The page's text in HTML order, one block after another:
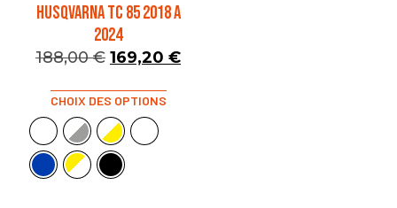
HUSQVARNA TC 85 2018 A
2024
188,00€ 169,20 €
CHOIX DES OPTIONS